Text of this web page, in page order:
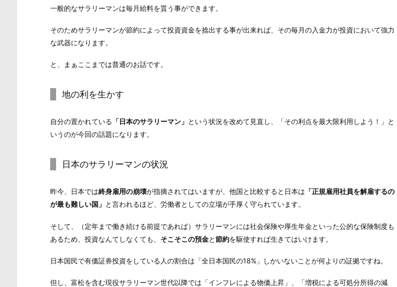
一般的なサラリーマンは毎月給料を貰う事ができます。
そのためサラリーマンが節約によって投資資金を捻出する事が出来れば、その毎月の入金力が投資において強力
な武器になります。
と、まぁここまでは普通のお話です。
地の利を生かす
自分の置かれている 「日本のサラリーマン」 という状況を改めて見直し、「その利点を最大限利用しよう！」と
いうのが今回の話題になります。
日本のサラリーマンの状況
昨今、日本では終身雇用の崩壊が指摘されてはいますが、他国と比較すると日本は 「正規雇用社員を解雇するの
が最も難しい国」 と言われるほど、労働者としての立場が手厚く守られています。
そして、（定年まで働き続ける前提であれば）サラリーマンには社会保険や厚生年金といった公的な保険制度も
あるため、投資なんてしなくても、 そこそこの預金と節約を駆使すれば生きてはいけます。
日本国民で有価証券投資をしている人の割合は「全日本国民の18%」しかいないことが何よりの証拠ですね。
但し、富松を含む現役サラリーマン世代以降では「インフレによる物価上昇」、「増税による可処分所得の減